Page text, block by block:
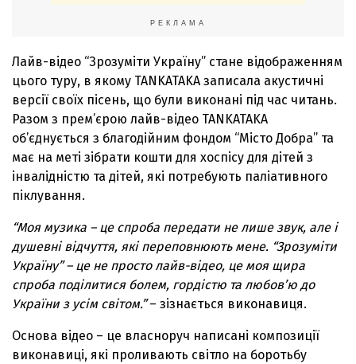
РЕКЛАМА
Лайв-відео “Зрозуміти Україну” стане відображенням
цього туру, в якому TANKATAKA записала акустичні
версії своїх пісень, що були виконані під час читань.
Разом з прем’єрою лайв-відео TANKATAKA
об’єднується з благодійним фондом “Місто Добра” та
має на меті зібрати кошти для хоспісу для дітей з
інвалідністю та дітей, які потребують паліативного
піклування.
“Моя музика – це спроба передати не лише звук, але і
душевні відчуття, які переповнюють мене. “Зрозуміти
Україну” – це не просто лайв-відео, це моя щира
спроба поділитися болем, гордістю та любов’ю до
України з усім світом.”– зізнається виконавиця.
Основа відео – це власноруч написані композиції
виконавиці, які проливають світло на боротьбу